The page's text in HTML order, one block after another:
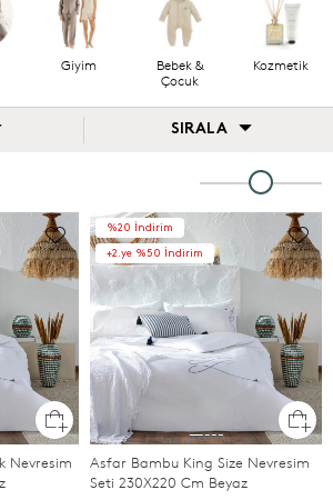
Giyim
Bebek &
Çocuk
Kozmetik
SIRALA
Nevresim
%20 İndirim
+2.ye %50 İndirim
Asfar Bambu King Size Nevresim
Seti 230X220 Cm Beyaz